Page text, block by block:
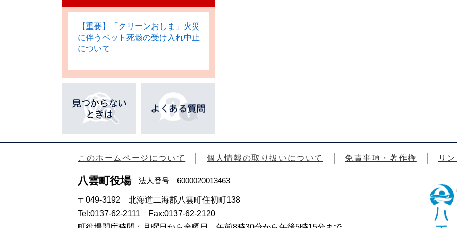
【重要】「クリーンおしま」火災
に伴うペット死骸の受け入れ中止
について
このホームページについて 個人情報の取り扱いについて 免責事項・著作権 リ
八雲町役場法人番号 6000020013463
〒049-3192 北海道二海郡八雲町住初町138
Tel:0137-62-2111 Fax:0137-62-2120